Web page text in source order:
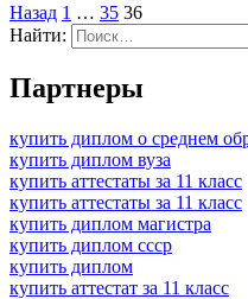
Назад 1 … 35 36
Найти:
Партнеры
купить диплом о среднем
купить диплом вуза
купить аттестаты за 11 класс
купить аттестаты за 11 класс
купить диплом магистра
купить диплом ссср
купить диплом
купить аттестат за 11 класс